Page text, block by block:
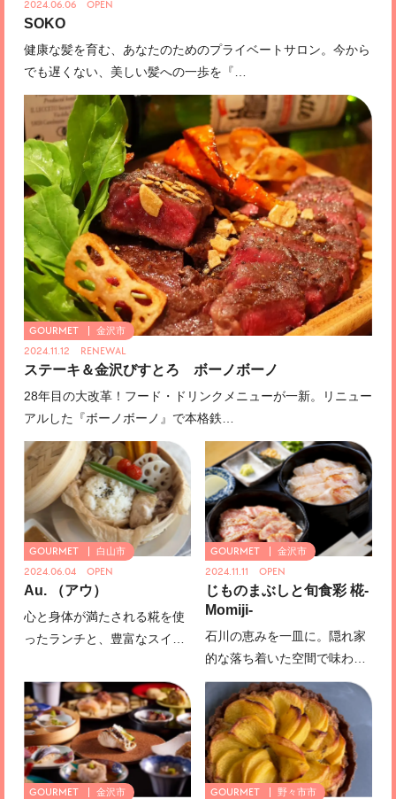
2024.06.06 OPEN
SOKO
健康な髪を育む、あなたのためのプライベートサロン。今から
でも遅くない、美しい髪への一歩を『…
金沢市
2024.11.12 RENEWAL
ステーキ＆金沢びすとろ ボーノボーノ
28年目の大改革！フード・ドリンクメニューが一新。リニュー
アルした『ボーノボーノ』で本格鉄…
白山市
2024.06.04 OPEN
Au. （アウ）
心と身体が満たされる糀を使
ったランチと、豊富なスイー
を。
金沢市
2024.11.11 OPEN
じものまぶしと旬食彩 椛-
Momiji-
石川の恵みを一皿に。隠れ家
的な落ち着いた空間で味わう
至福の時間
金沢市 野々市市